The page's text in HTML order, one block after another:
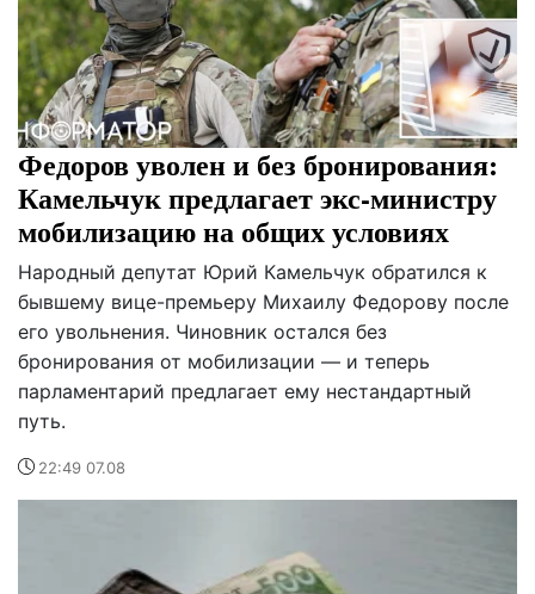
Федоров уволен и без бронирования:
Камельчук предлагает экс-министру
мобилизацию на общих условиях
Народный депутат Юрий Камельчук обратился к
бывшему вице-премьеру Михаилу Федорову после
его увольнения. Чиновник остался без
бронирования от мобилизации — и теперь
парламентарий предлагает ему нестандартный
путь.
22:49 07.08